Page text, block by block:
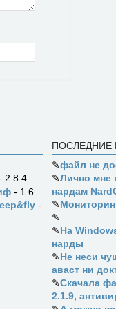
2.8.4
- 1.6
-
ПОСЛЕДНИЕ
✎файл не
✎Лично мне
нардам
✎
✎
✎На
нарды
✎Не неси
аваст ни
✎Скачала
2.1.9,